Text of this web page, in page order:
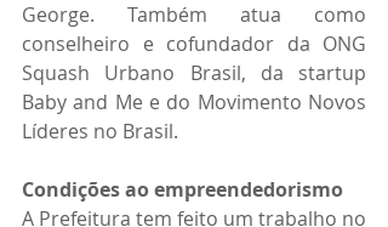
George. Também atua como
conselheiro e cofundador da ONG
Squash Urbano Brasil, da startup
Baby and Me e do Movimento Novos
Líderes no Brasil.
Condições ao empreendedorismo
A Prefeitura tem feito um trabalho no